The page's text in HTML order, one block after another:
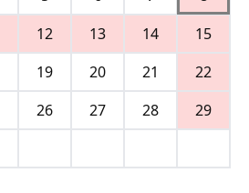
12 13 14
15
19 20 21
22
26 27 28
29